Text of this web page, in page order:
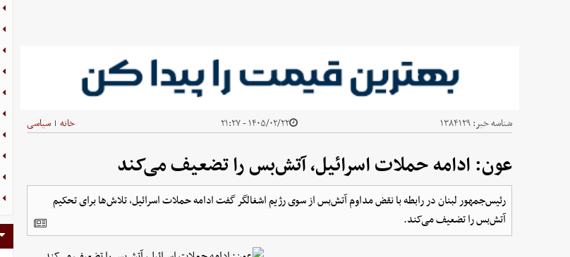
شناسه خبر:۱۳۸۴۱۲۹ ۱۴۰۵/۰۲/۲۲ - ۲۱:۲۷ خانه | سیاسی
عون: ادامه حملات اسرائیل، آتش‌بس را تضعیف می‌کند
رئیس‌جمهور لبنان در رابطه با نقض مداوم آتش‌بس از سوی رژیم اشغالگر گفت ادامه حملات اسرائیل، تلاش‌ها برای تحکیم
آتش‌بس را تضعیف می‌کند.